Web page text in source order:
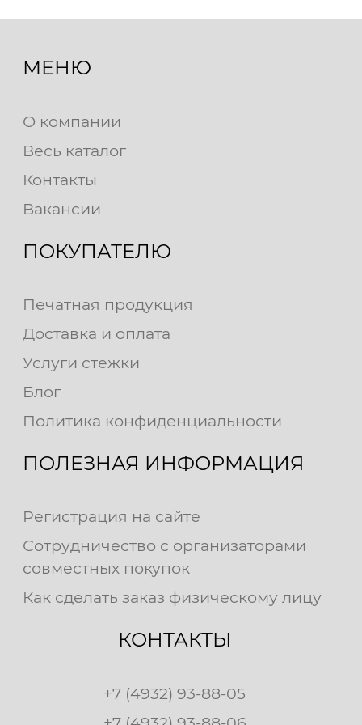
МЕНЮ
О компании
Весь каталог
Контакты
Вакансии
ПОКУПАТЕЛЮ
Печатная продукция
Доставка и оплата
Услуги стежки
Блог
Политика конфиденциальности
ПОЛЕЗНАЯ ИНФОРМАЦИЯ
Регистрация на сайте
Сотрудничество с организаторами
совместных покупок
Как сделать заказ физическому лицу
КОНТАКТЫ
+7 (4932) 93-88-05